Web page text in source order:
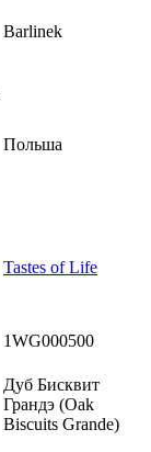
Barlinek
Польша
Tastes of Life
1WG000500
Дуб Бисквит
Грандэ (Oak
Biscuits Grande)